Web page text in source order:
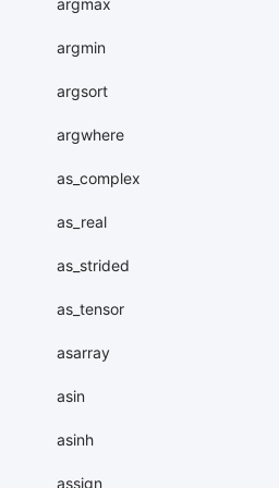
argmax
argmin
argsort
argwhere
as_complex
as_real
as_strided
as_tensor
asarray
asin
asinh
assign